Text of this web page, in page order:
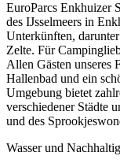
EuroParcs Enkhuizer
des IJsselmeers in
Unterkünften,
Zelte. Für
Allen Gästen unseres
Hallenbad und ein
Umgebung bietet
verschiedener Städte
und des
Wasser und